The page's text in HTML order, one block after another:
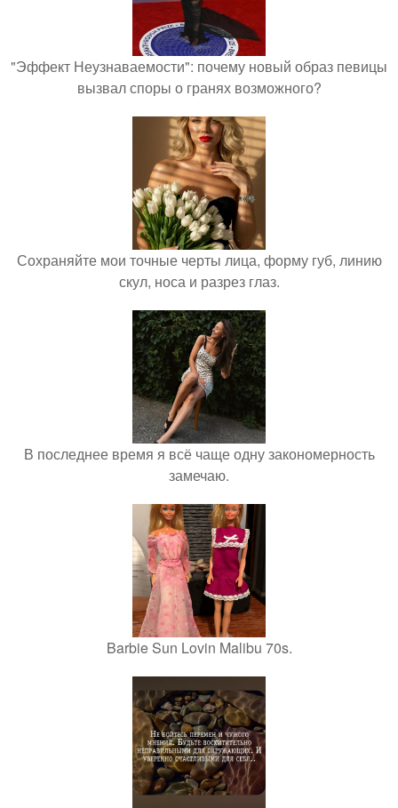
"Эффект Неузнаваемости": почему новый образ певицы
вызвал споры о гранях возможного?
Сохраняйте мои точные черты лица, форму губ, линию
скул, носа и разрез глаз.
В последнее время я всё чаще одну закономерность
замечаю.
Barbie Sun Lovin Malibu 70s.